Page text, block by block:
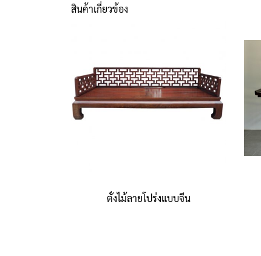
สินค้าเกี่ยวข้อง
ตั่งไม้ลายโปร่งแบบจีน